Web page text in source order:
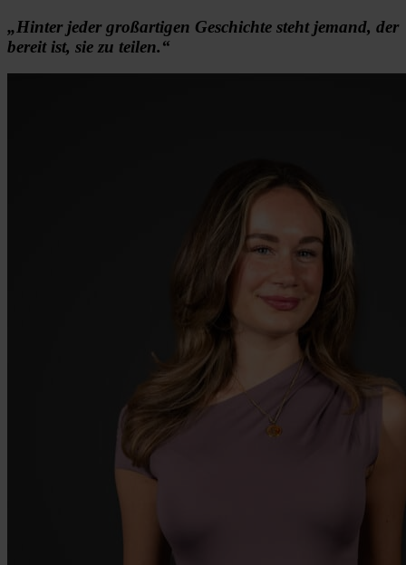
„Hinter jeder großartigen Geschichte steht jemand, der
bereit ist, sie zu teilen.“